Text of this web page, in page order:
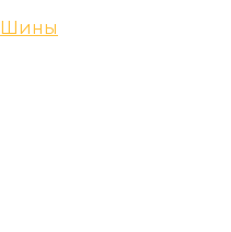
Шины